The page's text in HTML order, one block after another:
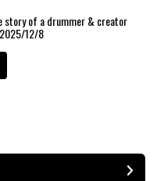
story of a drummer & creator
12/8